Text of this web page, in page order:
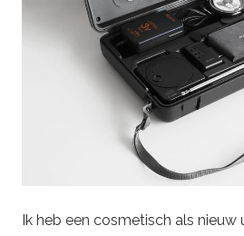
Ik heb een cosmetisch als